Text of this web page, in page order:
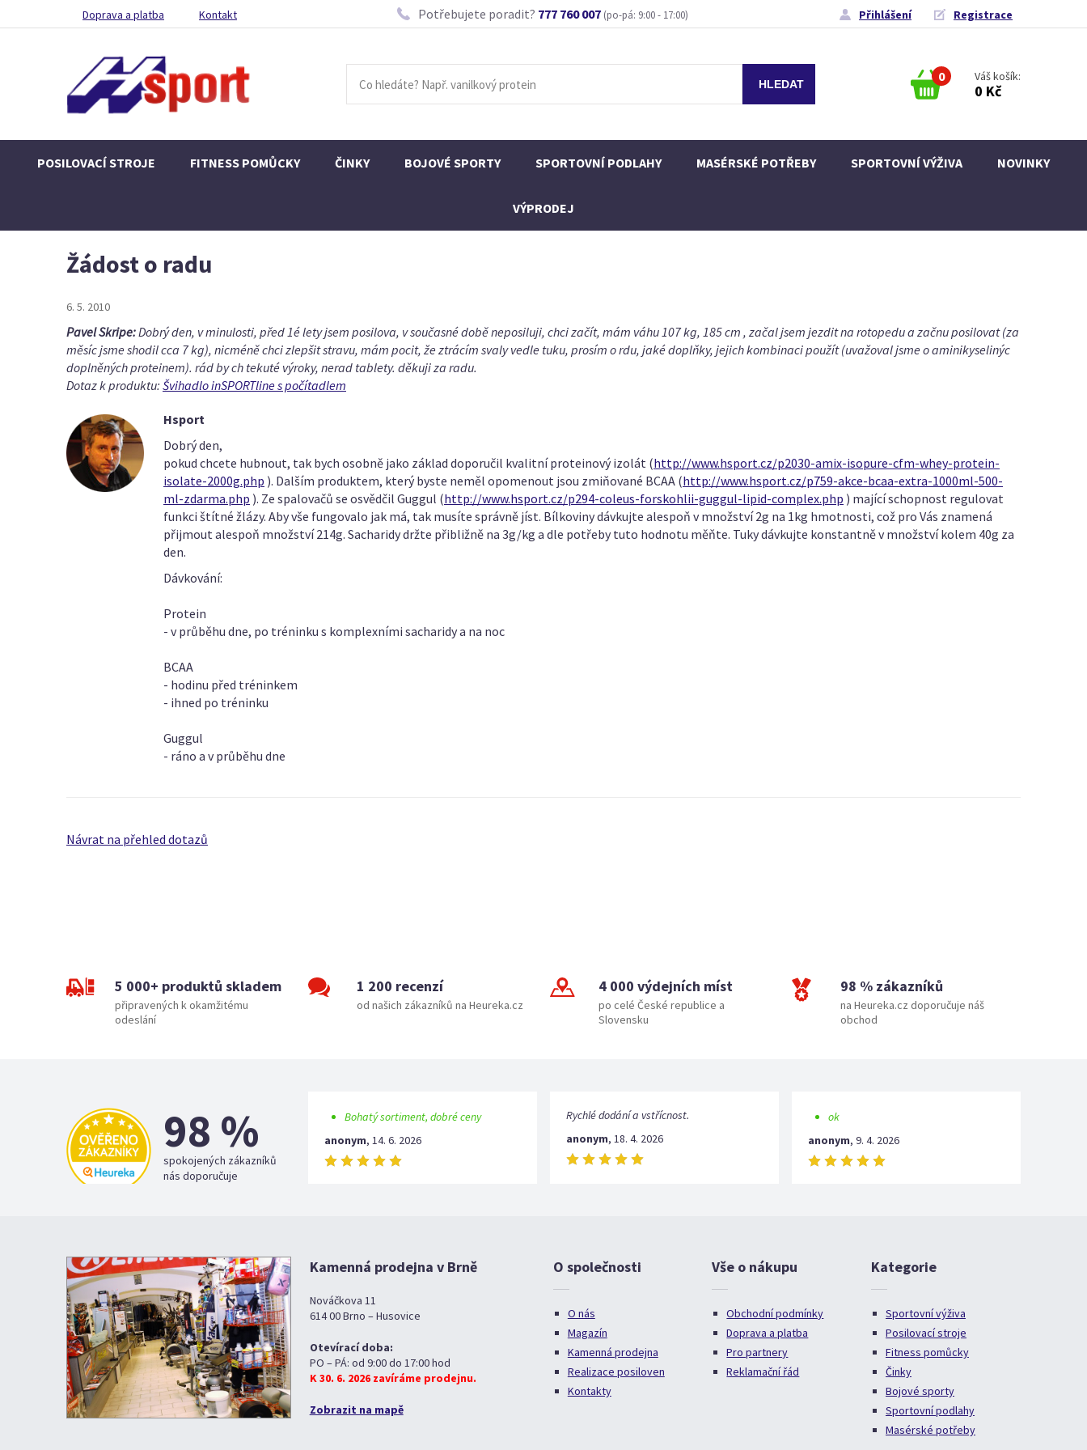
Doprava a platba Kontakt Potřebujete poradit? 777 760 007 (po-pá: 9:00 - 17:00) Přihlášení Registrace
0 Váš košík:
0 Kč
POSILOVACÍ STROJE FITNESS POMŮCKY ČINKY BOJOVÉ SPORTY SPORTOVNÍ PODLAHY MASÉRSKÉ POTŘEBY SPORTOVNÍ VÝŽIVA NOVINKY
VÝPRODEJ
Žádost o radu
6. 5. 2010
Pavel Skripe:Dobrý den, v minulosti, před 1é lety jsem posilova, v současné době neposiluji, chci začít, mám váhu 107 kg, 185 cm , začal jsem jezdit na rotopedu a začnu posilovat (za
měsíc jsme shodil cca 7 kg), nicméně chci zlepšit stravu, mám pocit, že ztrácím svaly vedle tuku, prosím o rdu, jaké doplňky, jejich kombinaci použít (uvažoval jsme o aminikyselinýc
doplněných proteinem). rád by ch tekuté výroky, nerad tablety. děkuji za radu.
Dotaz k produktu: Švihadlo inSPORTline s počítadlem
Hsport
Dobrý den,
pokud chcete hubnout, tak bych osobně jako základ doporučil kvalitní proteinový izolát (http://www.hsport.cz/p2030-amix-isopure-cfm-whey-protein-
isolate-2000g.php ). Dalším produktem, který byste neměl opomenout jsou zmiňované BCAA (http://www.hsport.cz/p759-akce-bcaa-extra-1000ml-500-
ml-zdarma.php ). Ze spalovačů se osvědčil Guggul (http://www.hsport.cz/p294-coleus-forskohlii-guggul-lipid-complex.php ) mající schopnost regulovat
funkci štítné žlázy. Aby vše fungovalo jak má, tak musíte správně jíst. Bílkoviny dávkujte alespoň v množství 2g na 1kg hmotnosti, což pro Vás znamená
přijmout alespoň množství 214g. Sacharidy držte přibližně na 3g/kg a dle potřeby tuto hodnotu měňte. Tuky dávkujte konstantně v množství kolem 40g za
den.
Dávkování:
Protein
- v průběhu dne, po tréninku s komplexními sacharidy a na noc
BCAA
- hodinu před tréninkem
- ihned po tréninku
Guggul
- ráno a v průběhu dne
Návrat na přehled dotazů
5 000+ produktů skladem
připravených k okamžitému
odeslání
1 200 recenzí
od našich zákazníků na Heureka.cz
4 000 výdejních míst
po celé České republice a
Slovensku
98 % zákazníků
na Heureka.cz doporučuje náš
obchod
98 %
spokojených zákazníků
nás doporučuje
Bohatý sortiment, dobré ceny
anonym, 14. 6. 2026
Rychlé dodání a vstřícnost.
anonym, 18. 4. 2026
ok
anonym, 9. 4. 2026
Kamenná prodejna v Brně
Nováčkova 11
614 00 Brno – Husovice
Otevírací doba:
PO – PÁ: od 9:00 do 17:00 hod
K 30. 6. 2026 zavíráme prodejnu.
Zobrazit na mapě
O společnosti
O nás
Magazín
Kamenná prodejna
Realizace posiloven
Kontakty
Vše o nákupu
Obchodní podmínky
Doprava a platba
Pro partnery
Reklamační řád
Kategorie
Sportovní výživa
Posilovací stroje
Fitness pomůcky
Činky
Bojové sporty
Sportovní podlahy
Masérské potřeby